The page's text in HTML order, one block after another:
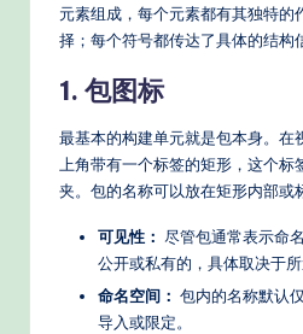
M
rn
元素组成，每个元素都有其独特的
择；每个符号都传达了具体的结构
1. 包图标
最基本的构建单元就是包本身。在
上角带有一个标签的矩形，这个
夹。包的名称可以放在矩形内部或
可见性： 尽管包通常表示命
公开或私有的，具体取决于所
命名空间： 包内的名称默认
导入或限定。